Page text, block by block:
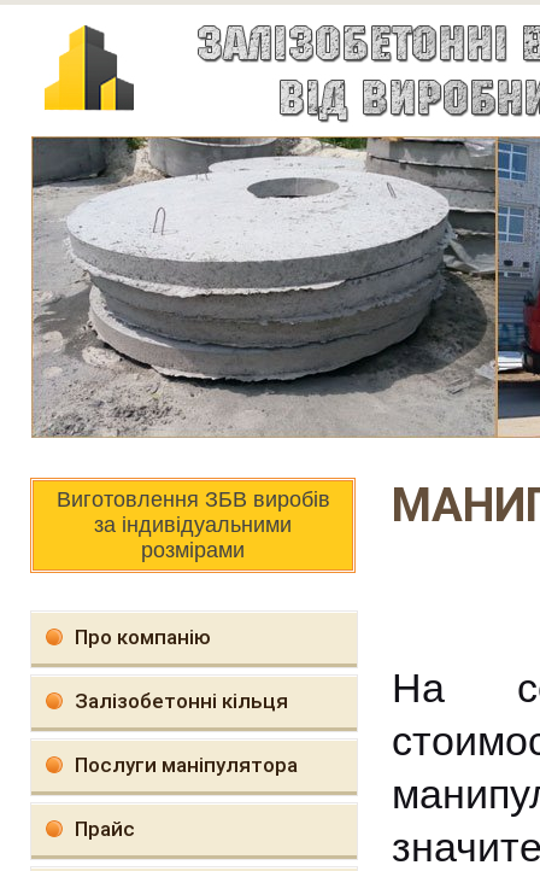
Виготовлення ЗБВ виробів
за індивідуальними
розмірами
Про компанію
Залізобетонні кільця
Послуги маніпулятора
Прайс
На